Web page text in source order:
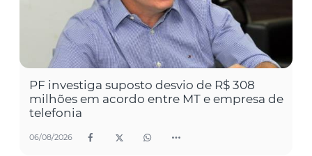
PF investiga suposto desvio de R$ 308
milhões em acordo entre MT e empresa de
telefonia
06/08/2026